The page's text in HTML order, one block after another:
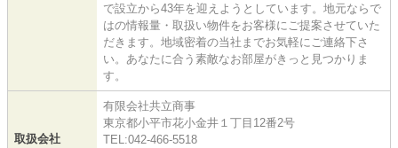
で設立から43年を迎えようとしています。地元ならで
はの情報量・取扱い物件をお客様にご提案させていた
だきます。地域密着の当社までお気軽にご連絡下さ
い。あなたに合う素敵なお部屋がきっと見つかりま
す。
取扱会社
有限会社共立商事
東京都小平市花小金井１丁目12番2号
TEL:042-466-5518